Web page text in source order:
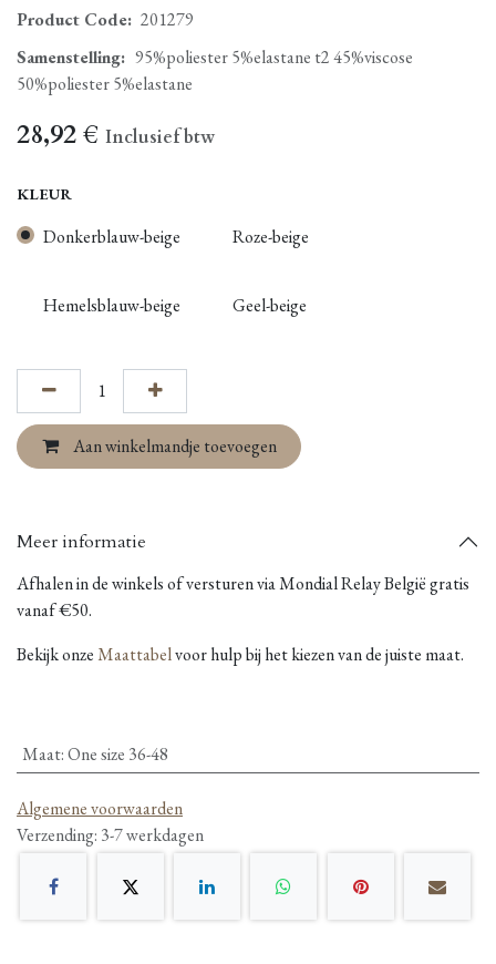
Product Code: 201279
Samenstelling: 95%poliester 5%elastane t2 45%viscose
50%poliester 5%elastane
28,92€ Inclusief btw
KLEUR
Donkerblauw-beige Roze-beige
Hemelsblauw-beige Geel-beige
Aan winkelmandje toevoegen
Meer informatie
Afhalen in de winkels of versturen via Mondial Relay België gratis
vanaf €50.
Bekijk onzeMaattabelvoor hulp bij het kiezen van de juiste maat.
Maat:One size 36-48
Algemene voorwaarden
Verzending: 3-7 werkdagen